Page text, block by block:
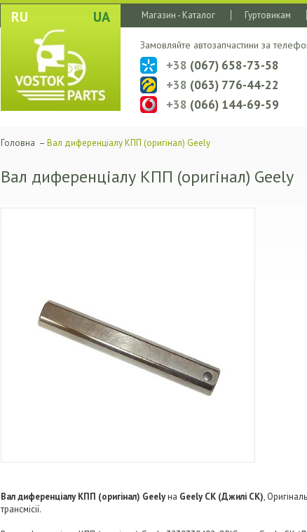
RU UA Магазин - Каталог Гуртовикам
Замовляйте автозапчастини за
+38 (067) 658-73-58
+38 (063) 776-44-22
+38 (066) 144-69-59
Головна – Вал диференціалу КПП (оригінал) Geely
Вал диференціалу КПП (оригінал) Geely
Вал диференціалу КПП (оригінал) Geelyна Geely CK (Джилі СК),
трансмісії.